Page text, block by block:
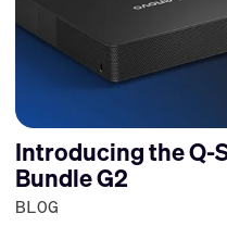
Introducing the Q-
Bundle G2
BLOG